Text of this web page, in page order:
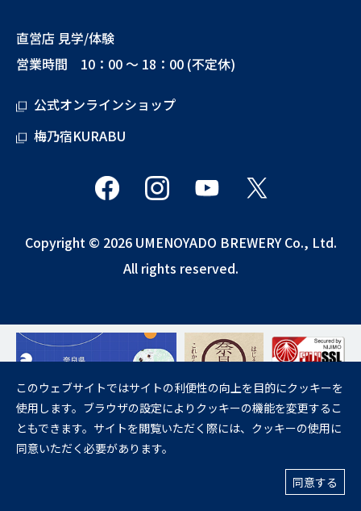
直営店 見学/体験
営業時間 10：00 ～ 18：00 (不定休)
公式オンラインショップ
梅乃宿KURABU
Copyright © 2026 UMENOYADO BREWERY Co., Ltd.
All rights reserved.
飲酒は20歳になってから。
妊娠中や授乳期の飲酒は、胎児・乳児の発育に悪影響を与えるおそれが
あります。
同意する
このウェブサイトではサイトの利便性の向上を目的にクッキーを
使用します。ブラウザの設定によりクッキーの機能を変更するこ
ともできます。サイトを閲覧いただく際には、クッキーの使用に
同意いただく必要があります。